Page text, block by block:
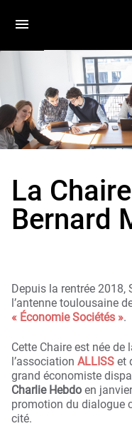
Vous
ici :
Accueil
Recherche
La
La
Bernard
Depuis la rentrée 2018,
l’antenne toulousaine
« Économie Sociétés ».
Cette Chaire est née de
l’association ALLISS et
grand économiste
Charlie Hebdo en
promotion du dialogue
cité.